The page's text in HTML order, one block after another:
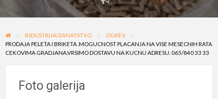
Prijavi
problem
INDUSTRIJA/ZANATSTVO
OGREV
PRODAJA PELETA I BRIKETA .MOGUCNOST PLACANJA NA VISE MESECNIH RATA
CEKOVIMA GRADJANA.VRSIMO DOSTAVU NA KUCNU ADRESU. 065/840 33 33
Foto galerija